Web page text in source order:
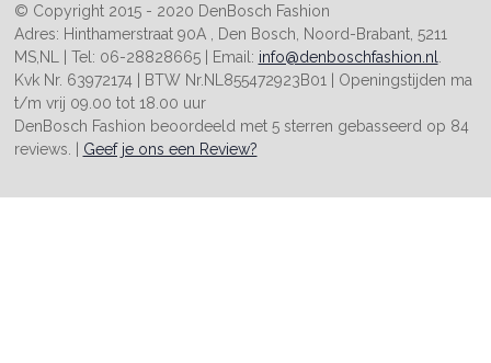
© Copyright 2015 - 2020 DenBosch Fashion
Adres: Hinthamerstraat 90A Den Bosch Noord-Brabant, 5211
MS, NL | Tel: 06-28828665| Email: info@denboschfashion.nl
Kvk Nr. 63972174| BTW Nr. NL855472923B01 | Openingstijden ma
t/m vrij 09.00 tot 18.00 uur
DenBosch Fashion beoordeeld met 5 sterren gebasseerd op 84
reviews. | Geef je ons een Review?